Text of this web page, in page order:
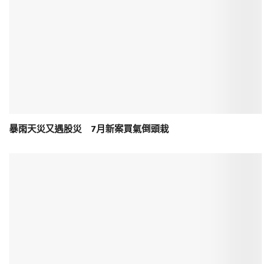
暴雨天災又遇股災 7月新案買氣倒頭栽